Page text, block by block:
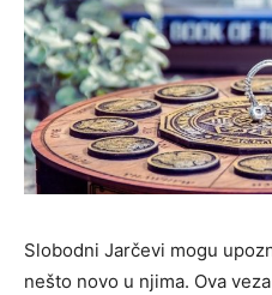
Slobodni Jarčevi mogu
nešto novo u njima. Ova